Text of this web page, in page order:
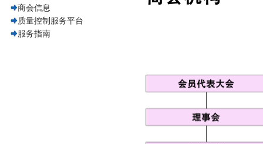
商会信息
质量控制服务平台
服务指南